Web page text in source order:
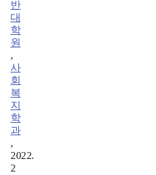
반
대
학
원
,
사
회
복
지
학
과
,
2022.
2